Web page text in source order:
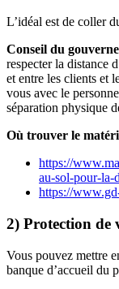
L’idéal est de coller
Conseil du
respecter la distance
et entre les clients et
vous avec le
séparation physique
Où trouver le
https://
au-sol-pour-la-
https://
2) Protection de
Vous pouvez mettre
banque d’accueil du